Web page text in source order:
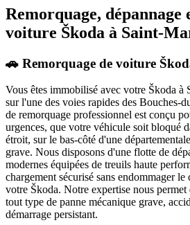
Remorquage,
voiture Škoda à Saint-
🚗 Remorquage de voiture
Vous êtes immobilisé avec votre Škoda à
sur l'une des voies rapides des Bouches-
de remorquage professionnel est conçu
urgences, que votre véhicule soit bloqué
étroit, sur le bas-côté d'une
grave. Nous disposons d'une flotte de
modernes équipées de treuils haute
chargement sécurisé sans endommager le
votre Škoda. Notre expertise nous
tout type de panne mécanique grave,
démarrage persistant.